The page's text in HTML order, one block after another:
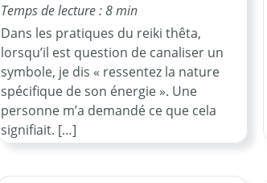
Temps de lecture : 8 min
Dans les pratiques du reiki thêta,
lorsqu’il est question de canaliser un
symbole, je dis « ressentez la nature
spécifique de son énergie ». Une
personne m’a demandé ce que cela
signifiait. […]